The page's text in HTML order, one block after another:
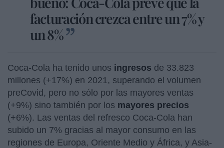
facturación crezca entre un 7% y
un 8%
Coca-Cola ha tenido unos ingresos de 33.823
millones (+17%) en 2021, superando el volumen
preCovid, pero no sólo por las mayores ventas
(+9%) sino también por los mayores precios
(+6%). Las ventas del refresco Coca-Cola han
subido un 7% gracias al mayor consumo en las
regiones de Europa, Oriente Medio y África, y Asia-